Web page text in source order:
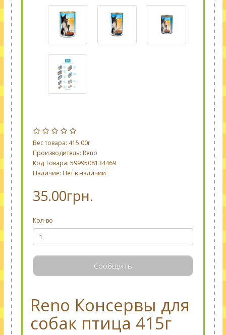
Вес товара: 415.00г
Производитель: Reno
Код Товара: 5999508134469
Наличие: Нет в наличии
35.00грн.
Кол-во
Сообщить
Reno Консервы для
собак птица 415г